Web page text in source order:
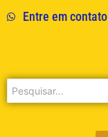
Entre em